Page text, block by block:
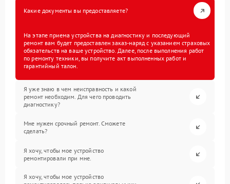
Какие документы вы предоставляете?
На этапе приема устройства на диагностику и последующий
ремонт вам будет предоставлен заказ-наряд с указанием страховых
обязательств на ваше устройство. Далее, после выполнения работ
по ремонту техники, вы получите акт выполненных работ и
гарантийный талон.
Я уже знаю в чем неисправность и какой
ремонт необходим. Для чего проводить
диагностику?
Мне нужен срочный ремонт. Сможете
сделать?
Я хочу, чтобы мое устройство
ремонтировали при мне.
Я хочу, чтобы мое устройство